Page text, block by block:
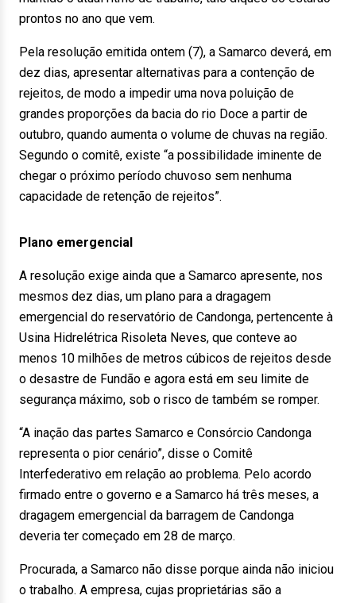
prontos no ano que vem.
Pela resolução emitida ontem (7), a Samarco deverá, em
dez dias, apresentar alternativas para a contenção de
rejeitos, de modo a impedir uma nova poluição de
grandes proporções da bacia do rio Doce a partir de
outubro, quando aumenta o volume de chuvas na região.
Segundo o comitê, existe “a possibilidade iminente de
chegar o próximo período chuvoso sem nenhuma
capacidade de retenção de rejeitos”.
Plano emergencial
A resolução exige ainda que a Samarco apresente, nos
mesmos dez dias, um plano para a dragagem
emergencial do reservatório de Candonga, pertencente à
Usina Hidrelétrica Risoleta Neves, que conteve ao
menos 10 milhões de metros cúbicos de rejeitos desde
o desastre de Fundão e agora está em seu limite de
segurança máximo, sob o risco de também se romper.
“A inação das partes Samarco e Consórcio Candonga
representa o pior cenário”, disse o Comitê
Interfederativo em relação ao problema. Pelo acordo
firmado entre o governo e a Samarco há três meses, a
dragagem emergencial da barragem de Candonga
deveria ter começado em 28 de março.
Procurada, a Samarco não disse porque ainda não iniciou
o trabalho. A empresa, cujas proprietárias são a